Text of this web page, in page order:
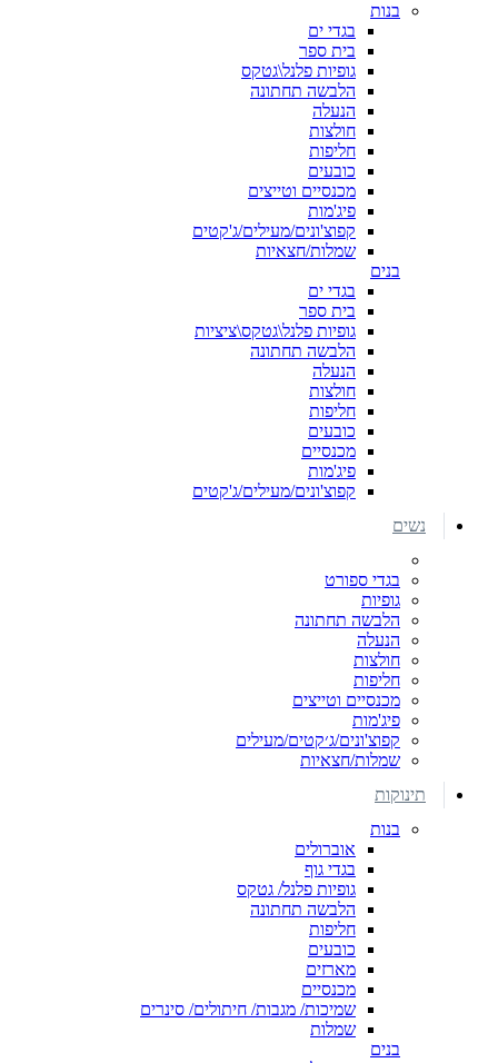
בנות
בגדי ים
בית ספר
גופיות פלנל\גטקס
הלבשה תחתונה
הנעלה
חולצות
חליפות
כובעים
מכנסיים וטייצים
פיג'מות
קפוצ'ונים/מעילים/ג'קטים
שמלות/חצאיות
בנים
בגדי ים
בית ספר
גופיות פלנל\גטקס\ציציות
הלבשה תחתונה
הנעלה
חולצות
חליפות
כובעים
מכנסיים
פיג'מות
קפוצ'ונים/מעילים/ג'קטים
נשים
בגדי ספורט
גופיות
הלבשה תחתונה
הנעלה
חולצות
חליפות
מכנסיים וטייצים
פיג'מות
קפוצ'ונים/ג׳קטים/מעילים
שמלות/חצאיות
תינוקות
בנות
אוברולים
בגדי גוף
גופיות פלנל/ גטקס
הלבשה תחתונה
חליפות
כובעים
מארזים
מכנסיים
שמיכות/ מגבות/ חיתולים/ סינרים
שמלות
בנים